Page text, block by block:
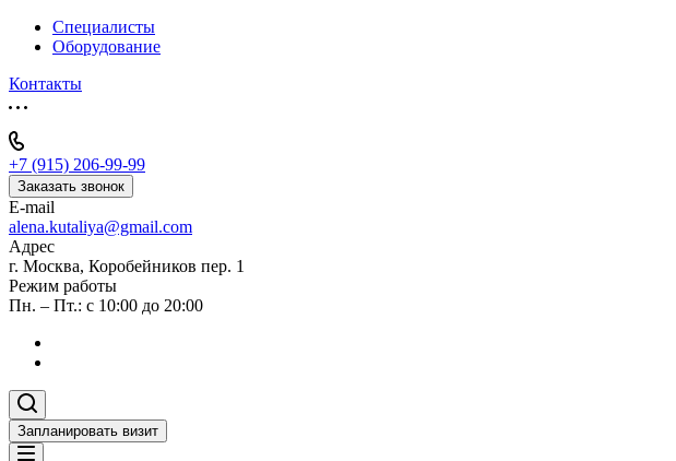
Специалисты
Оборудование
Контакты
+7 (915) 206-99-99
Заказать звонок
E-mail
alena.kutaliya@gmail.com
Адрес
г. Москва, Коробейников пер. 1
Режим работы
Пн. – Пт.: с 10:00 до 20:00
Запланировать визит